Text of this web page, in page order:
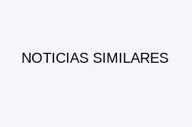
NOTICIAS SIMILARES